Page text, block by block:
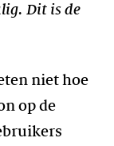
Dit is de
niet hoe
op de